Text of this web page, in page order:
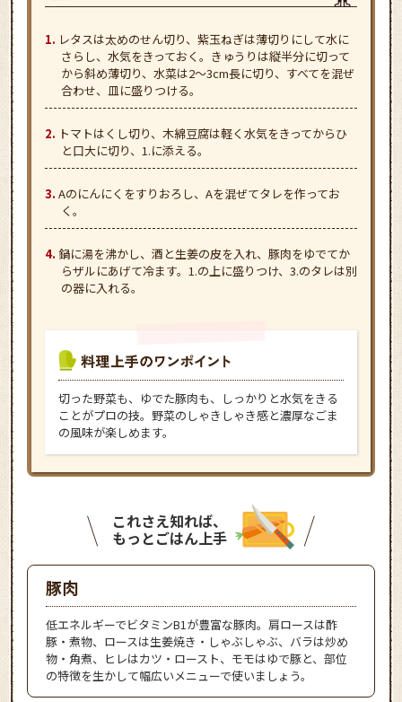
レタスは太めのせん切り、紫玉ねぎは薄切りにして水に
さらし、水気をきっておく。きゅうりは縦半分に切って
から斜め薄切り、水菜は2～3cm長に切り、すべてを混ぜ
合わせ、皿に盛りつける。
トマトはくし切り、木綿豆腐は軽く水気をきってからひ
と口大に切り、1.に添える。
Aのにんにくをすりおろし、Aを混ぜてタレを作ってお
く。
鍋に湯を沸かし、酒と生姜の皮を入れ、豚肉をゆでてか
らザルにあげて冷ます。1.の上に盛りつけ、3.のタレは別
の器に入れる。
切った野菜も、ゆでた豚肉も、しっかりと水気をきる
ことがプロの技。野菜のしゃきしゃき感と濃厚なごま
の風味が楽しめます。
これさえ知れば、
もっとごはん上手
豚肉
低エネルギーでビタミンB1が豊富な豚肉。肩ロースは酢
豚・煮物、ロースは生姜焼き・しゃぶしゃぶ、バラは炒め
物・角煮、ヒレはカツ・ロースト、モモはゆで豚と、部位
の特徴を生かして幅広いメニューで使いましょう。